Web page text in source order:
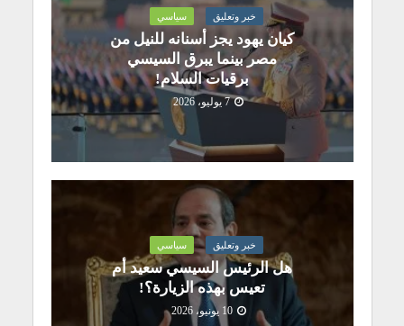
خبر وتعليق سياسي
كيان يهود يجز أسنانه للنيل من
مصر بينما يبرق السيسي
برقيات السلام!
7 يوليو، 2026
خبر وتعليق سياسي
هل الرئيس السيسي سعيد أم
تعيس بهذه الزيارة؟!
10 يونيو، 2026